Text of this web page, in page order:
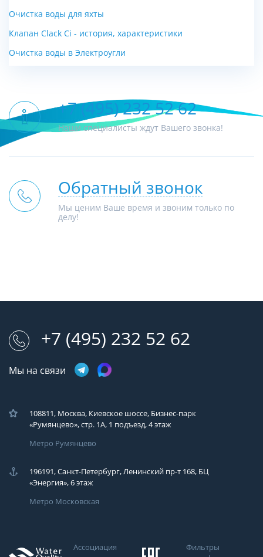
Очистка воды для яхты
Клапан Clack Ci - история, характеристики
Очистка воды в Электроугли
+7 (495) 232 52 62
Наши специалисты ждут Вашего звонка!
Обратный звонок
Мы ценим Ваше время и звоним только по
делу!
+7 (495) 232 52 62
Мы на связи
108811, Москва, Киевское шоссе, Бизнес-парк
«Румянцево», стр. 1А, 1 подъезд, 4 этаж
Метро Румянцево
196191, Санкт-Петербург, Ленинский пр-т 168, БЦ
«Энергия», 6 этаж
Метро Московская
Ассоциация
Фильтры